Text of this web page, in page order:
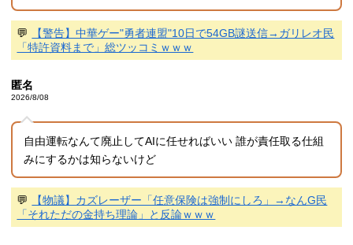
💬
【警告】中華ゲー"勇者連盟"10日で54GB謎送信→ガリレオ民
「特許資料まで」総ツッコミｗｗｗ
匿名
2026/8/08
自由運転なんて廃止してAIに任せればいい 誰が責任取る仕組
みにするかは知らないけど
💬
【物議】カズレーザー「任意保険は強制にしろ」→なんG民
「それただの金持ち理論」と反論ｗｗｗ